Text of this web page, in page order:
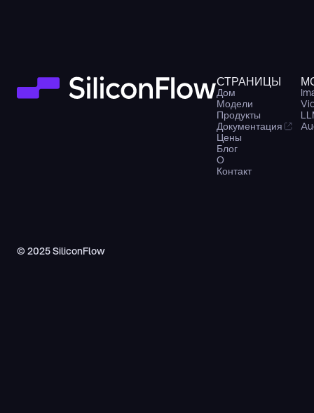
СТРАНИЦЫ
Дом
Модели
Продукты
Документация
Цены
Блог
О
Контакт
© 2025 SiliconFlow